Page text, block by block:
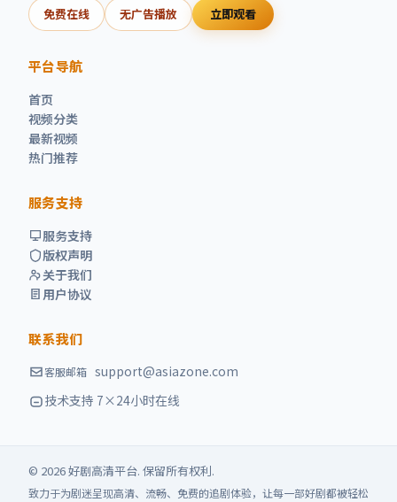
免费在线 无广告播放 立即观看
平台导航
首页
视频分类
最新视频
热门推荐
服务支持
服务支持
版权声明
关于我们
用户协议
联系我们
客服邮箱 support@asiazone.com
技术支持 7×24小时在线
© 2026好剧高清平台. 保留所有权利.
致力于为剧迷呈现高清、流畅、免费的追剧体验，让每一部好剧都被轻松